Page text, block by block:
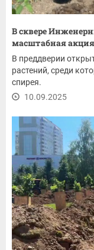
В сквере
масштабная
В преддверии
растений, среди
спирея.
10.09.2025